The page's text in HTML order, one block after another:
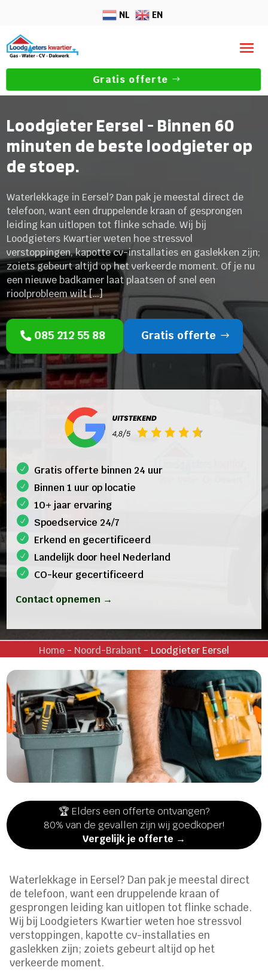
NL EN
Gratis offerte
Loodgieter Eersel - Binnen 60
minuten de beste loodgieter op
de stoep.
Waterlekkage in Eersel? Dan pak je meestal direct de
telefoon, want een druppelende kraan of gesprongen
leiding kan uitlopen tot flinke schade. Wij bij
Loodgieters Kwartier weten hoe stressvol
verstoppingen, kapotte cv-installaties en gaslekken zijn;
zoiets gebeurt altijd op het verkeerde moment. Of je nu
een nieuwe badkamer laat plaatsen of snel een
rioolprobleem wilt […]
085 212 55 88 Gratis offerte
Gratis offerte binnen 24 uur
Binnen 1 uur op locatie
10+ jaar ervaring
Spoedservice 24/7
Erkend en gecertificeerd
Landelijk door heel Nederland
CO-keur gecertificeerd
Contact opnemen →
Home- Noord-Brabant- Loodgieter Eersel
🏆 Elders een offerte ontvangen?
80% van de gevallen zijn wij goedkoper!
Vergelijk je offerte →
Waterlekkage in Eersel? Dan pak je meestal direct
de telefoon, want een druppelende kraan of
gesprongen leiding kan uitlopen tot flinke schade.
Wij bij Loodgieters Kwartier weten hoe stressvol
verstoppingen, kapotte cv-installaties en
gaslekken zijn; zoiets gebeurt altijd op het
verkeerde moment.